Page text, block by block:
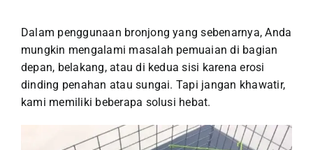
Dalam penggunaan bronjong yang sebenarnya, Anda
mungkin mengalami masalah pemuaian di bagian
depan, belakang, atau di kedua sisi karena erosi
dinding penahan atau sungai. Tapi jangan khawatir,
kami memiliki beberapa solusi hebat.